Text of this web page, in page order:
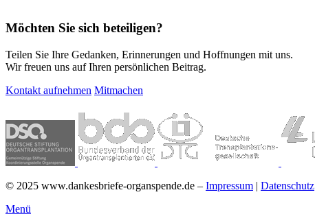
Möchten Sie sich beteiligen?
Teilen Sie Ihre Gedanken, Erinnerungen und Hoffnungen mit uns.
Wir freuen uns auf Ihren persönlichen Beitrag.
Kontakt aufnehmen Mitmachen
© 2025 www.dankesbriefe-organspende.de – Impressum | Datenschutz
Menü